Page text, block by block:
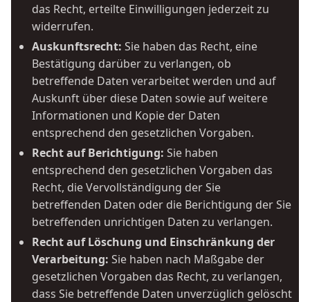
das Recht, erteilte Einwilligungen jederzeit zu
widerrufen.
Auskunftsrecht: Sie haben das Recht, eine
Bestätigung darüber zu verlangen, ob
betreffende Daten verarbeitet werden und auf
Auskunft über diese Daten sowie auf weitere
Informationen und Kopie der Daten
entsprechend den gesetzlichen Vorgaben.
Recht auf Berichtigung: Sie haben
entsprechend den gesetzlichen Vorgaben das
Recht, die Vervollständigung der Sie
betreffenden Daten oder die Berichtigung der Sie
betreffenden unrichtigen Daten zu verlangen.
Recht auf Löschung und Einschränkung der
Verarbeitung: Sie haben nach Maßgabe der
gesetzlichen Vorgaben das Recht, zu verlangen,
dass Sie betreffende Daten unverzüglich gelöscht